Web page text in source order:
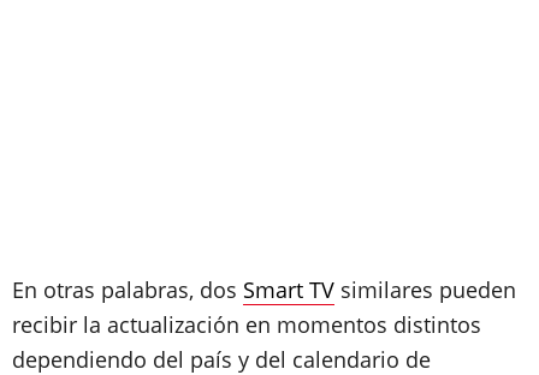
En otras palabras, dos Smart TV similares pueden
recibir la actualización en momentos distintos
dependiendo del país y del calendario de